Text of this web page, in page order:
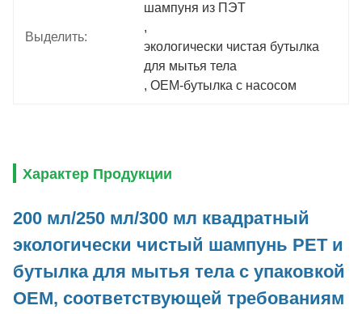
Выделить:
шампуня из ПЭТ
,
экологически чистая бутылка
для мытья тела
, OEM-бутылка с насосом
Характер Продукции
200 мл/250 мл/300 мл квадратный
экологически чистый шампунь PET и
бутылка для мытья тела с упаковкой
OEM, соответствующей требованиям